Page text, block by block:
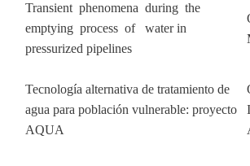
Transient phenomena during the
emptying process of water in
pressurized pipelines
Tecnología alternativa de tratamiento de
agua para población vulnerable: proyecto
AQUA